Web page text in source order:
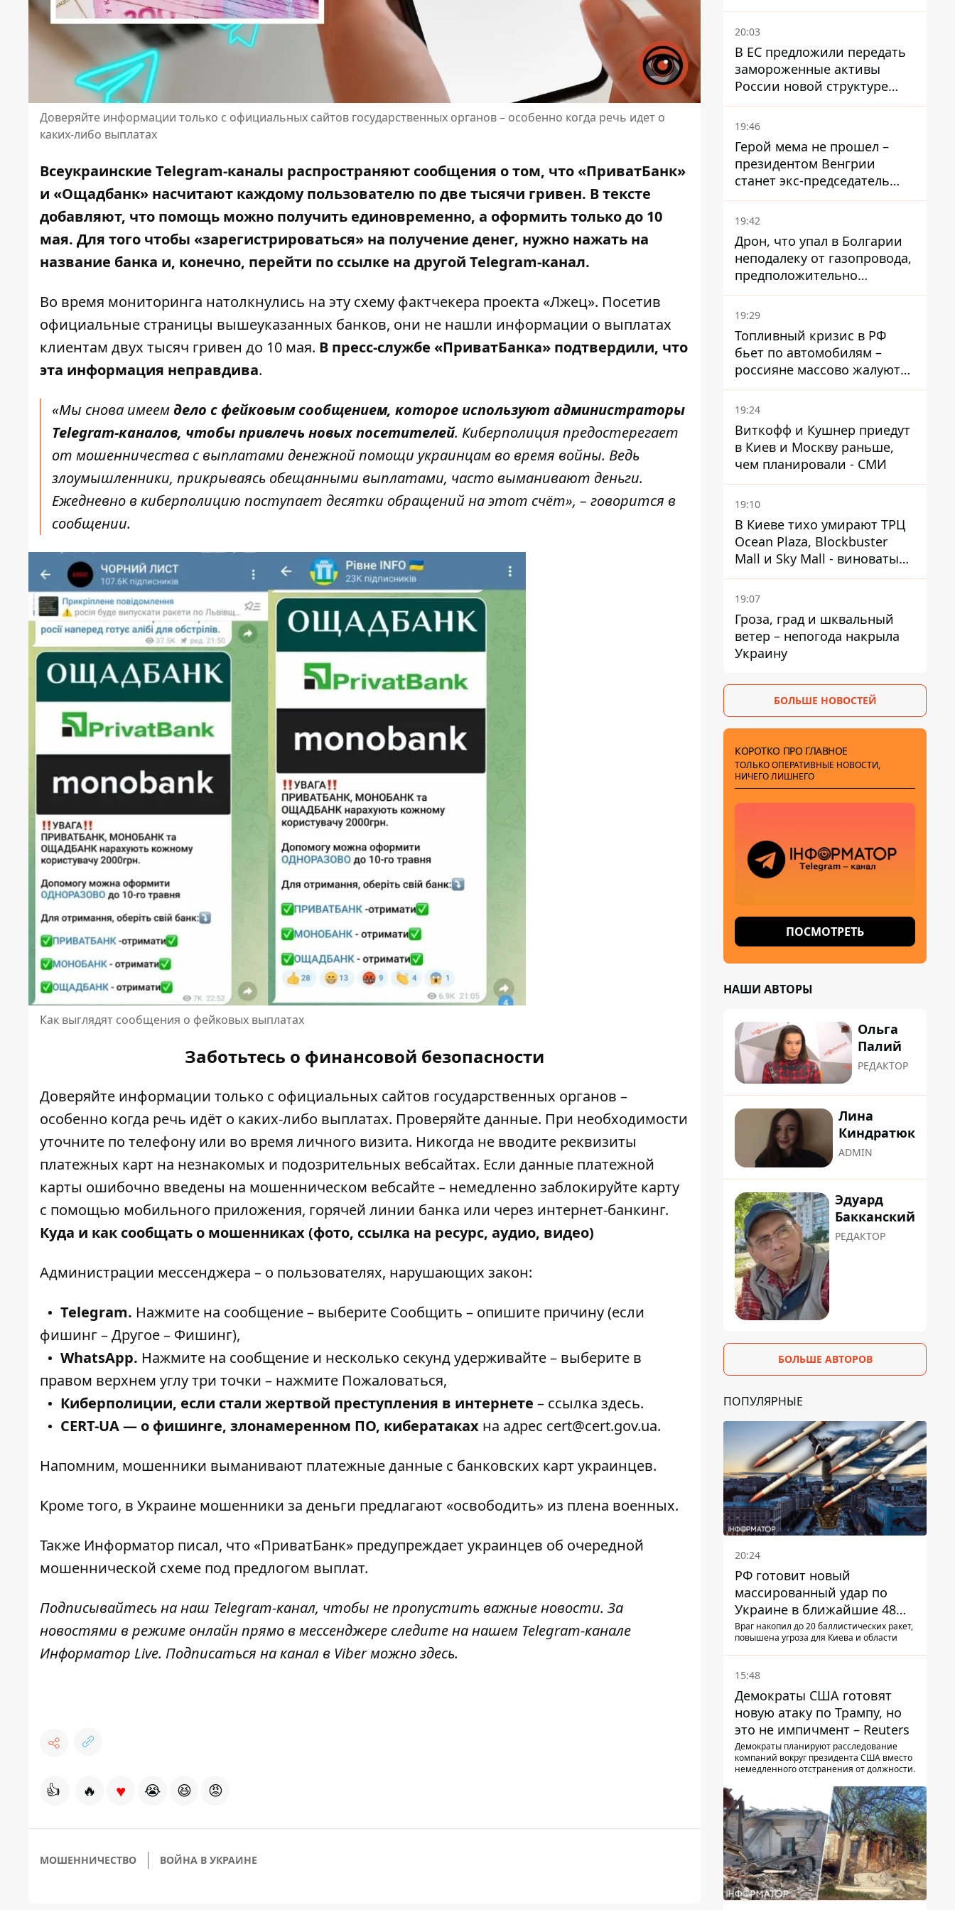
Доверяйте информации только с официальных сайтов государственных органов – особенно когда речь идет о
каких-либо выплатах
Всеукраинские Telegram-каналы распространяют сообщения о том, что «ПриватБанк»
и «Ощадбанк» насчитают каждому пользователю по две тысячи гривен. В тексте
добавляют, что помощь можно получить единовременно, а оформить только до 10
мая. Для того чтобы «зарегистрироваться» на получение денег, нужно нажать на
название банка и, конечно, перейти по ссылке на другой Telegram-канал.
Во время мониторинга натолкнулись на эту схему фактчекера проекта «Лжец». Посетив
официальные страницы вышеуказанных банков, они не нашли информации о выплатах
клиентам двух тысяч гривен до 10 мая. В пресс-службе «ПриватБанка» подтвердили, что
эта информация неправдива.
«Мы снова имеемдело с фейковым сообщением, которое используют администраторы
Telegram-каналов, чтобы привлечь новых посетителей. Киберполиция предостерегает
от мошенничества с выплатами денежной помощи украинцам во время войны. Ведь
злоумышленники, прикрываясь обещанными выплатами, часто выманивают деньги.
Ежедневно в киберполицию поступает десятки обращений на этот счёт», – говорится в
сообщении.
Как выглядят сообщения о фейковых выплатах
Заботьтесь о финансовой безопасности
Доверяйте информации только с официальных сайтов государственных органов –
особенно когда речь идёт о каких-либо выплатах. Проверяйте данные. При необходимости
уточните по телефону или во время личного визита. Никогда не вводите реквизиты
платежных карт на незнакомых и подозрительных вебсайтах. Если данные платежной
карты ошибочно введены на мошенническом вебсайте – немедленно заблокируйте карту
с помощью мобильного приложения, горячей линии банка или через интернет-банкинг.
Куда и как сообщать о мошенниках (фото, ссылка на ресурс, аудио, видео)
Администрации мессенджера – о пользователях, нарушающих закон:
Telegram. Нажмите на сообщение – выберите Сообщить – опишите причину (если
фишинг – Другое – Фишинг),
WhatsApp. Нажмите на сообщение и несколько секунд удерживайте – выберите в
правом верхнем углу три точки – нажмите Пожаловаться,
Киберполиции, если стали жертвой преступления в интернете – ссылка здесь.
CERT-UA — о фишинге, злонамеренном ПО, кибератаках на адрес cert@cert.gov.ua.
Напомним, мошенники выманивают платежные данные с банковских карт украинцев.
Кроме того, в Украине мошенники за деньги предлагают «освободить» из плена военных.
Также Информатор писал, что «ПриватБанк» предупреждает украинцев об очередной
мошеннической схеме под предлогом выплат.
Подписывайтесь на наш Telegram-канал, чтобы не пропустить важные новости. За
новостями в режиме онлайн прямо в мессенджере следите на нашем Telegram-канале
Информатор Live. Подписаться на канал в Viber можноздесь.
👍 🔥 ♥ 😭 😆 😡
МОШЕННИЧЕСТВО ВОЙНА В УКРАИНЕ
20:03
В ЕС предложили передать
замороженные активы
России новой структуре
блока
19:46
Герой мема не прошел –
президентом Венгрии
станет экс-председатель
Верховного Суда, которого
критиковал Орбан.
19:42
Дрон, что упал в Болгарии
неподалеку от газопровода,
предположительно
украинский - Минобороны
страны
19:29
Топливный кризис в РФ
бьет по автомобилям –
россияне массово жалуются
на поломки из-за
некачественного бензина
19:24
Виткофф и Кушнер приедут
в Киев и Москву раньше,
чем планировали - СМИ
19:10
В Киеве тихо умирают ТРЦ
Ocean Plaza, Blockbuster
Mall и Sky Mall - виноваты
ленивые менеджеры и
каннибализм
19:07
Гроза, град и шквальный
ветер – непогода накрыла
Украину
БОЛЬШЕ НОВОСТЕЙ
КОРОТКО ПРО ГЛАВНОЕ
ТОЛЬКО ОПЕРАТИВНЫЕ НОВОСТИ,
НИЧЕГО ЛИШНЕГО
ПОСМОТРЕТЬ
НАШИ АВТОРЫ
Ольга
Палий
РЕДАКТОР
Лина
Киндратюк
ADMIN
Эдуард
Бакканский
РЕДАКТОР
БОЛЬШЕ АВТОРОВ
ПОПУЛЯРНЫЕ
20:24
РФ готовит новый
массированный удар по
Украине в ближайшие 48
часов – разведка США
Враг накопил до 20 баллистических ракет,
повышена угроза для Киева и области
15:48
Демократы США готовят
новую атаку по Трампу, но
это не импичмент – Reuters
Демократы планируют расследование
компаний вокруг президента США вместо
немедленного отстранения от должности.